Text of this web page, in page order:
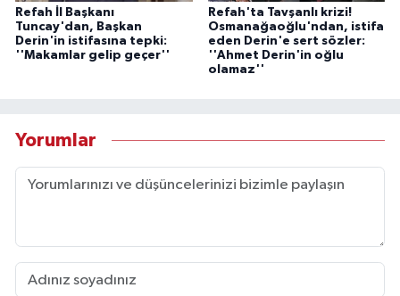
Refah İl Başkanı
Tuncay'dan, Başkan
Derin'in istifasına tepki:
''Makamlar gelip geçer''
Refah'ta Tavşanlı krizi!
Osmanağaoğlu'ndan, istifa
eden Derin'e sert sözler:
''Ahmet Derin'in oğlu
olamaz''
Yorumlar